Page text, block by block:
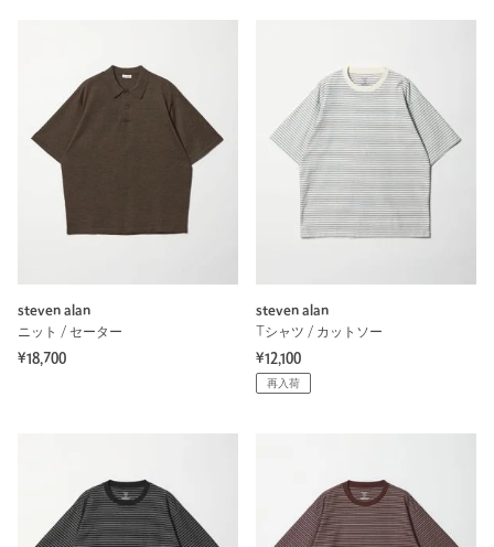
steven alan
ニット / セーター
¥18,700
steven alan
Tシャツ / カットソー
¥12,100
再入荷